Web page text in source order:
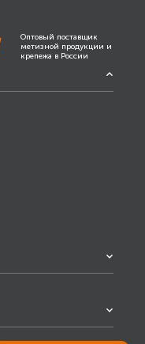
Оптовый поставщик
метизной продукции и
крепежа в России